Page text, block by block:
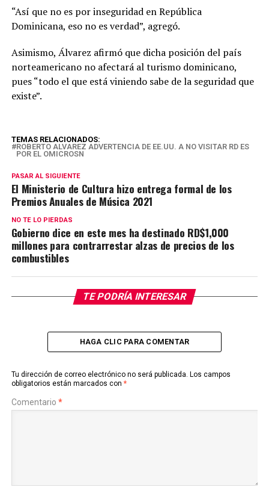
“Así que no es por inseguridad en República
Dominicana, eso no es verdad”, agregó.
Asimismo, Álvarez afirmó que dicha posición del país
norteamericano no afectará al turismo dominicano,
pues “todo el que está viniendo sabe de la seguridad que
existe”.
TEMAS RELACIONADOS:
ROBERTO ALVAREZ ADVERTENCIA DE EE.UU. A NO VISITAR RD ES
POR EL OMICROSN
PASAR AL SIGUIENTE
El Ministerio de Cultura hizo entrega formal de los
Premios Anuales de Música 2021
NO TE LO PIERDAS
Gobierno dice en este mes ha destinado RD$1,000
millones para contrarrestar alzas de precios de los
combustibles
TE PODRÍA INTERESAR
HAGA CLIC PARA COMENTAR
Tu dirección de correo electrónico no será publicada. Los campos
obligatorios están marcados con *
Comentario *